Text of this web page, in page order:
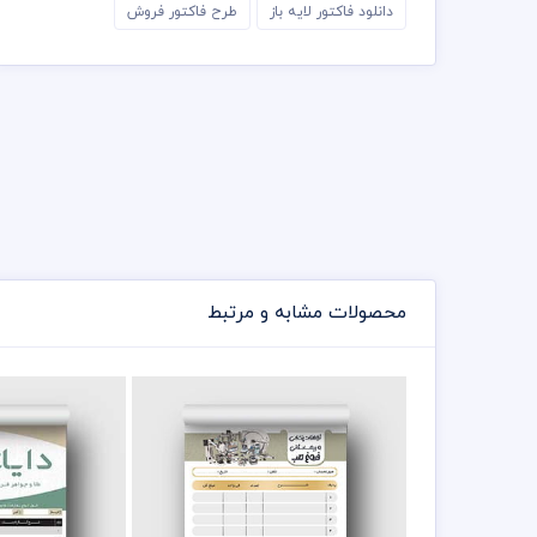
دانلود فاکتور لایه باز طرح فاکتور فروش
محصولات مشابه و مرتبط